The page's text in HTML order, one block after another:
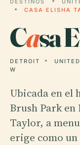
DESTINOS
CASA ELISHA
Casa
DETROIT
W
Ubicada en el
Brush Park
Taylor, a
erige como